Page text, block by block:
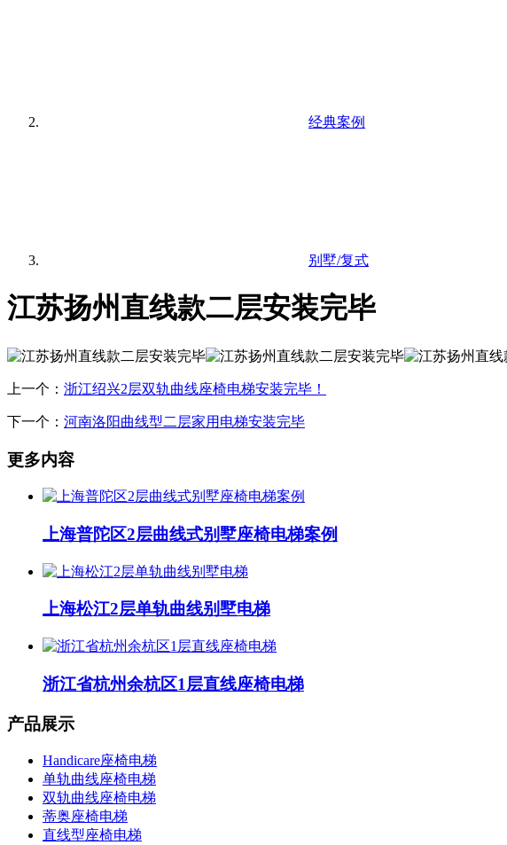
经典案例
别墅/复式
江苏扬州直线款二层安装完毕
上一个： 浙江绍兴2层双轨曲线座椅电梯安装完毕！
下一个： 河南洛阳曲线型二层家用电梯安装完毕
更多内容
上海普陀区2层曲线式别墅座椅电梯案例
上海松江2层单轨曲线别墅电梯
浙江省杭州余杭区1层直线座椅电梯
产品展示
Handicare座椅电梯
单轨曲线座椅电梯
双轨曲线座椅电梯
蒂奥座椅电梯
直线型座椅电梯